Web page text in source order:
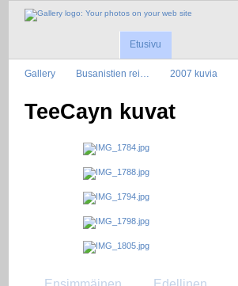
Etusivu
Gallery Busanistien rei… 2007 kuvia
TeeCayn kuvat